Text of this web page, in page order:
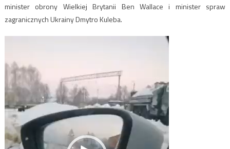
minister obrony Wielkiej Brytanii Ben Wallace i minister spraw
zagranicznych Ukrainy Dmytro Kuleba.